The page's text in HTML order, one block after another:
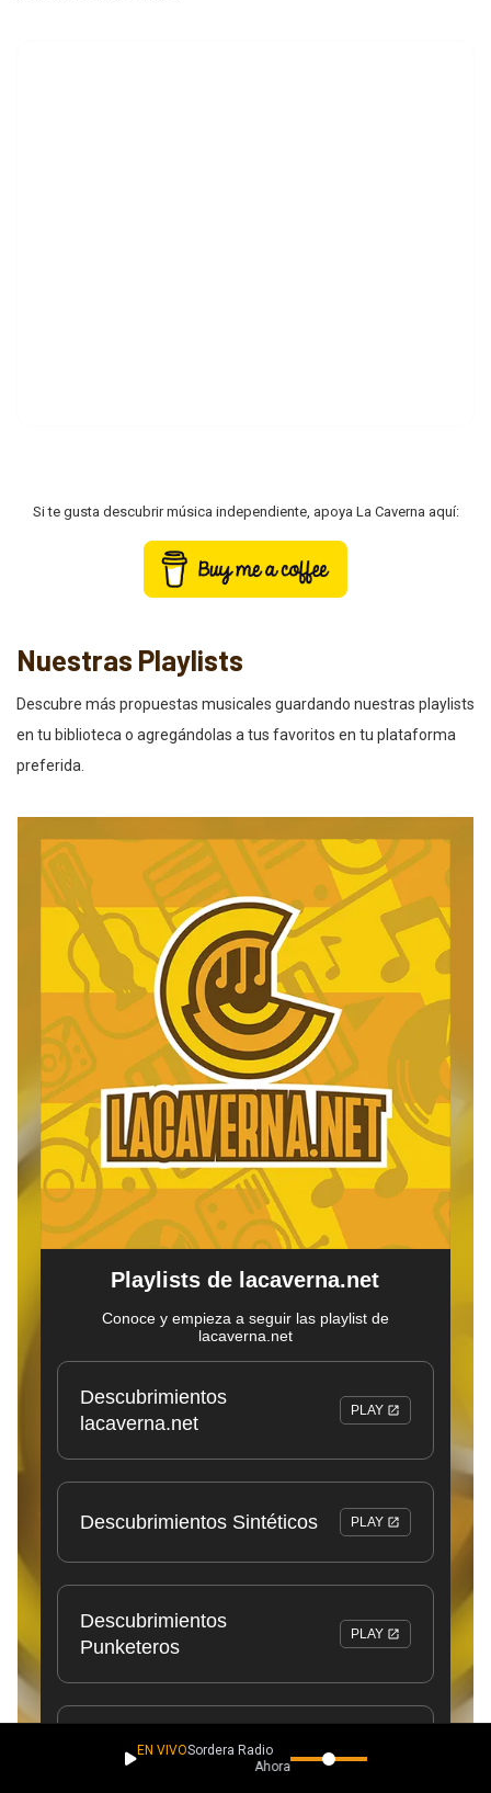
Si te gusta descubrir música independiente, apoya La Caverna aquí:
Nuestras Playlists
Descubre más propuestas musicales guardando nuestras playlists
en tu biblioteca o agregándolas a tus favoritos en tu plataforma
preferida.
EN VIVOSordera Radio
Ahora suena